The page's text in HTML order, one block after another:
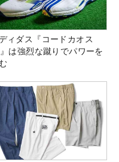
ィダス『コードカオス
は強烈な蹴りでパワーを